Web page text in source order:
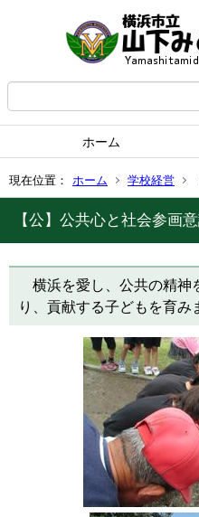
ホーム
現在位置： ホーム 学校経営
【公】公共心と社会参画
横浜を愛し、公共の精神
り、貢献する子どもを育み